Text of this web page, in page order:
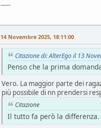
-----
14 Novembre 2025, 18:11:00
Citazione di: AlterEgo il 13
Penso che la prima
Vero. La maggior parte dei
più possibile di nn prendersi
Citazione
Il tutto fa però la differenza.